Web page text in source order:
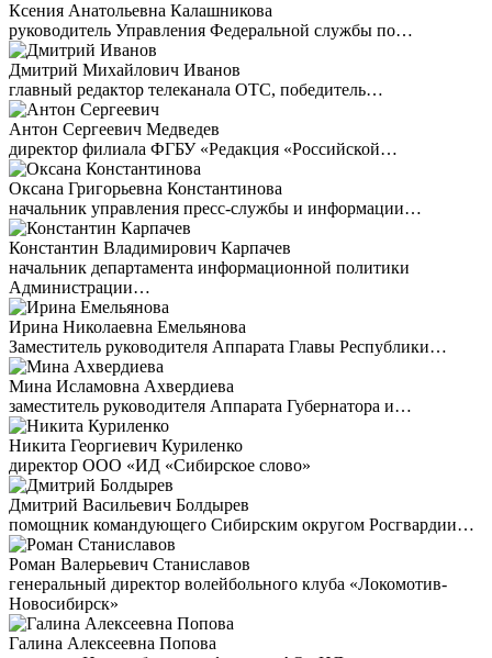
Ксения Анатольевна Калашникова
руководитель Управления Федеральной службы по…
Дмитрий Михайлович Иванов
главный редактор телеканала ОТС, победитель…
Антон Сергеевич Медведев
директор филиала ФГБУ «Редакция «Российской…
Оксана Григорьевна Константинова
начальник управления пресс-службы и информации…
Константин Владимирович Карпачев
начальник департамента информационной политики
Администрации…
Ирина Николаевна Емельянова
Заместитель руководителя Аппарата Главы Республики…
Мина Исламовна Ахвердиева
заместитель руководителя Аппарата Губернатора и…
Никита Георгиевич Куриленко
директор ООО «ИД «Сибирское слово»
Дмитрий Васильевич Болдырев
помощник командующего Сибирским округом Росгвардии…
Роман Валерьевич Станиславов
генеральный директор волейбольного клуба «Локомотив-
Новосибирск»
Галина Алексеевна Попова